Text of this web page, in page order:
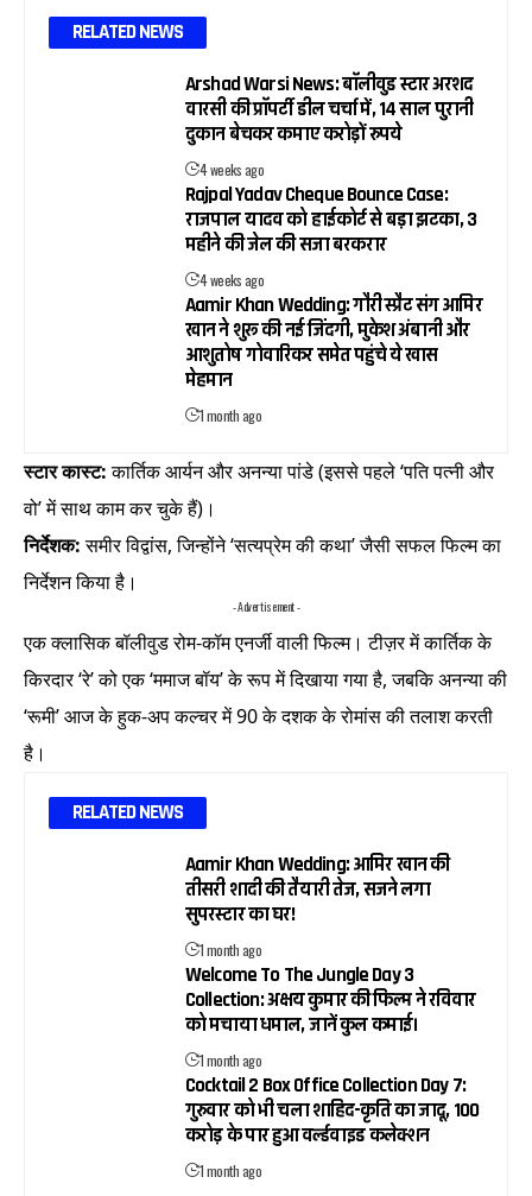
RELATED NEWS
Arshad Warsi News: बॉलीवुड स्टार अरशद
वारसी की प्रॉपर्टी डील चर्चा में, 14 साल पुरानी
दुकान बेचकर कमाए करोड़ों रुपये
4 weeks ago
Rajpal Yadav Cheque Bounce Case:
राजपाल यादव को हाईकोर्ट से बड़ा झटका, 3
महीने की जेल की सजा बरकरार
4 weeks ago
Aamir Khan Wedding: गौरी स्प्रैट संग आमिर
खान ने शुरू की नई जिंदगी, मुकेश अंबानी और
आशुतोष गोवारिकर समेत पहुंचे ये खास
मेहमान
1 month ago
स्टार कास्ट:कार्तिक आर्यन और अनन्या पांडे (इससे पहले ‘पति पत्नी और
वो’ में साथ काम कर चुके हैं)।
निर्देशक:समीर विद्वांस, जिन्होंने ‘सत्यप्रेम की कथा’ जैसी सफल फिल्म का
निर्देशन किया है।
- Advertisement -
एक क्लासिक बॉलीवुड रोम-कॉम एनर्जी वाली फिल्म। टीज़र में कार्तिक के
किरदार ‘रे’ को एक ‘ममाज बॉय’ के रूप में दिखाया गया है, जबकि अनन्या की
‘रूमी’ आज के हुक-अप कल्चर में 90 के दशक के रोमांस की तलाश करती
है।
RELATED NEWS
Aamir Khan Wedding: आमिर खान की
तीसरी शादी की तैयारी तेज, सजने लगा
सुपरस्टार का घर!
1 month ago
Welcome To The Jungle Day 3
Collection: अक्षय कुमार की फिल्म ने रविवार
को मचाया धमाल, जानें कुल कमाई।
1 month ago
Cocktail 2 Box Office Collection Day 7:
गुरुवार को भी चला शाहिद-कृति का जादू, 100
करोड़ के पार हुआ वर्ल्डवाइड कलेक्शन
1 month ago